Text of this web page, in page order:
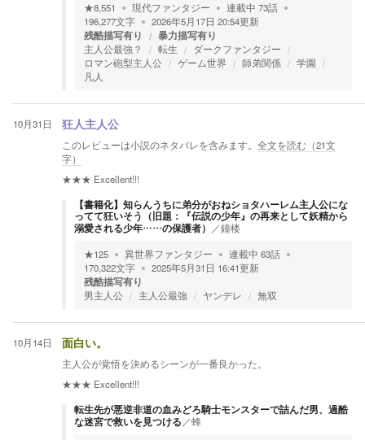
★8,551 現代ファンタジー 連載中 73話
196,277文字 2026年5月17日 20:54更新
残酷描写有り 暴力描写有り
主人公最強？ 転生
ダークファンタジー
ロマン砲型主人公
ゲーム世界 師弟関係
学園
凡人
10月31日 狂人主人公
このレビューは小説のネタバレを含みます。 全文を読む（21文
字）
★★★ Excellent!!!
【書籍化】知らんうちに弟分がおねショタハーレム主人公にな
ってて狂いそう（旧題：『伝説の少年』の再来として妖精から
溺愛される少年……の保護者）
／鐘楼
★125 異世界ファンタジー 連載中 63話
170,322文字 2025年5月31日 16:41更新
残酷描写有り
男主人公 主人公最強 ヤンデレ 無双
10月14日 面白い。
主人公が覚悟を決めるシーンが一番良かった。
★★★ Excellent!!!
転生先が悪逆非道の血みどろ騎士モンスターで詰んだ男、過酷
な迷宮で救いを見つける ／蜂